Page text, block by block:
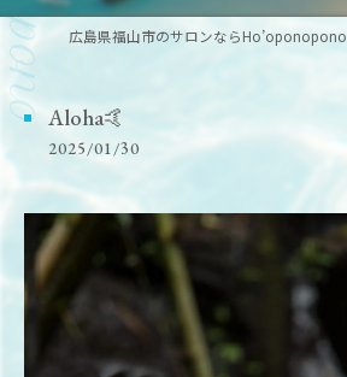
広島県福山市のサロンならHo’oponopono
Aloha🤙
2025/01/30